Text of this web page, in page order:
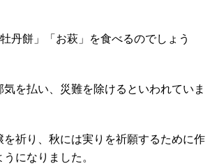
丹餅」「お萩」を食べるのでしょう
を払い、災難を除けるといわれていま
を祈り、秋には実りを祈願するために作
になりました。